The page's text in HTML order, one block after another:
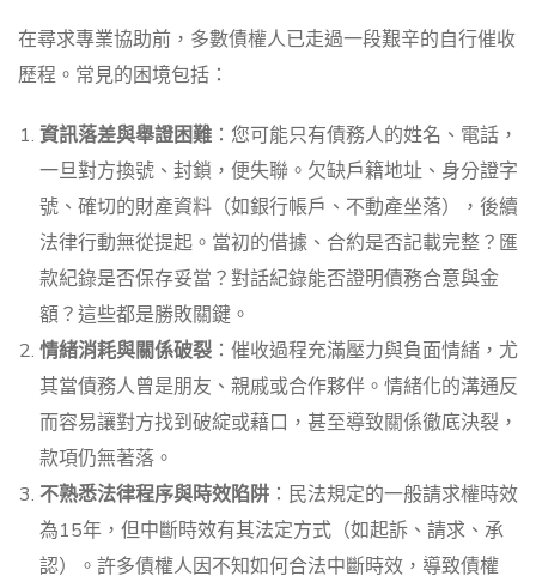
在尋求專業協助前，多數債權人已走過一段艱辛的自行催收
歷程。常見的困境包括：
資訊落差與舉證困難 ：您可能只有債務人的姓名、電話，
一旦對方換號、封鎖，便失聯。欠缺戶籍地址、身分證字
號、確切的財產資料（如銀行帳戶、不動產坐落），後續
法律行動無從提起。當初的借據、合約是否記載完整？匯
款紀錄是否保存妥當？對話紀錄能否證明債務合意與金
額？這些都是勝敗關鍵。
情緒消耗與關係破裂 ：催收過程充滿壓力與負面情緒，尤
其當債務人曾是朋友、親戚或合作夥伴。情緒化的溝通反
而容易讓對方找到破綻或藉口，甚至導致關係徹底決裂，
款項仍無著落。
不熟悉法律程序與時效陷阱 ：民法規定的一般請求權時效
為15年，但中斷時效有其法定方式（如起訴、請求、承
認）。許多債權人因不知如何合法中斷時效，導致債權